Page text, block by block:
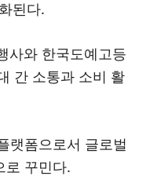
된다.
사와 한국도예고등
간 소통과 소비 활
랫폼으로서 글로벌
로 꾸민다.